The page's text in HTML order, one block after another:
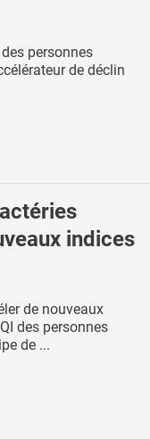
personnes
de déclin
indices
de nouveaux
des personnes
de ...